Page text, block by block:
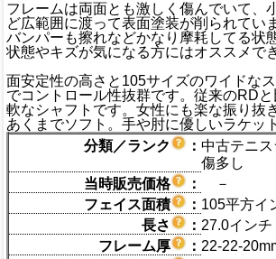
フレームは両面とも激しく傷んでいて、
ど広範囲に渡って表面塗装が削られてい
バンパーも擦れなどかなり摩耗してる状
状態やキズが気になる方にはオススメで
面安定性の高さと105サイズのワイドな
でコントロール性抜群です。従来のRD
軟なシャフトです。女性にも楽な振り抜
あくまでソフト。手や肘に優しいラケッ
分類／ランク
： 中古テニ
傷多し
当時販売価格
：
－
フェイス面積
： 105平方イ
長さ
： 27.0インチ
フレーム厚
： 22-22-